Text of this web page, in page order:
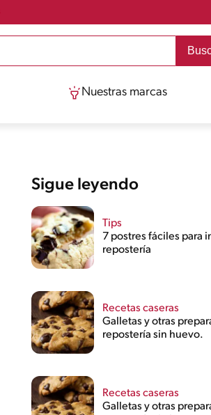
Nuestras marcas
Sigue leyendo
Tips
7 postres fáciles para
repostería
Recetas caseras
Galletas y otras
repostería sin huevo.
Recetas caseras
Galletas y otras